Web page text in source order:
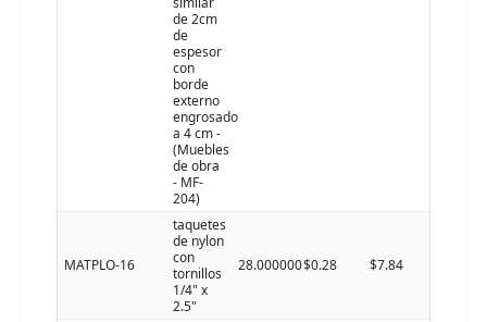
de 2cm
de
espesor
con
borde
externo
engrosado
a 4 cm -
(Muebles
de obra
- MF-
204)
MATPLO-16
taquetes
de nylon
con
tornillos
1/4" x
2.5"
28.000000$0.28 $7.84